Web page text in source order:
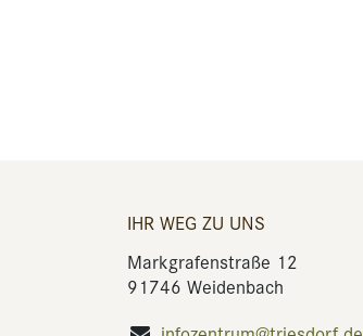
IHR WEG ZU UNS
Markgrafenstraße 12
91746 Weidenbach